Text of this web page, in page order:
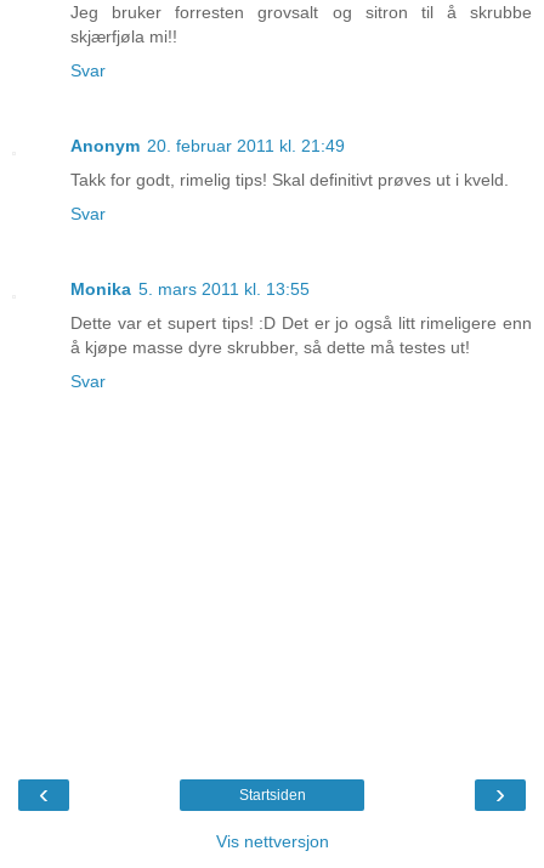
Jeg bruker forresten grovsalt og sitron til å skrubbe
skjærfjøla mi!!
Svar
Anonym 20. februar 2011 kl. 21:49
Takk for godt, rimelig tips! Skal definitivt prøves ut i kveld.
Svar
Monika 5. mars 2011 kl. 13:55
Dette var et supert tips! :D Det er jo også litt rimeligere enn
å kjøpe masse dyre skrubber, så dette må testes ut!
Svar
‹ ›
Startsiden
Vis nettversjon